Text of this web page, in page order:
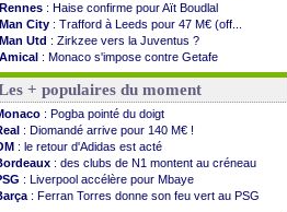
Rennes : Haise confirme pour Aït Boudlal
Man City : Trafford à Leeds pour 47 M€ (off...
Man Utd : Zirkzee vers la Juventus ?
Amical : Monaco s'impose contre Getafe
Nantes: Der Zakarian et sa relation avec Kita
OM: le club prêt à libérer Kondogbia ?
Monaco: le message touchant d'Akliouche
FIFA: Tebas en remet une couche
FIFA : l'UEFA maintient la pression
PSG: Tebas encense Luis Enrique
Real: Vinicius jusqu'en 2032 (officiel)
Lyon: Mangala va rejoindre Getafe
OM: une offre refusée pour Aguerd
+ populaires du moment
: Pogba pointé du doigt
: Diomandé arrive pour 140 M€ !
: le retour d'Adidas est acté
: des clubs de N1 montent au créneau
: Liverpool accélère pour Mbaye
: Ferran Torres donne son feu vert au PSG